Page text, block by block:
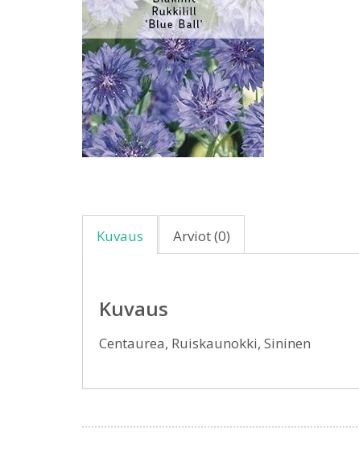
Kuvaus Arviot (0)
Kuvaus
Centaurea, Ruiskaunokki, Sininen